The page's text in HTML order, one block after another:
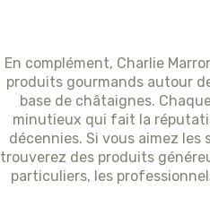
En complément, Charlie
produits gourmands autour
base de châtaignes.
minutieux qui fait la
décennies. Si vous aimez
trouverez des produits
particuliers, les